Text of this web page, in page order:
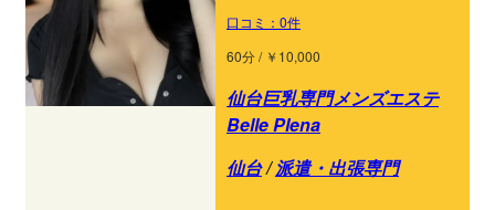
口コミ：0件
60分 / ￥10,000
仙台巨乳専門メンズエステ
Belle Plena
仙台/派遣・出張専門